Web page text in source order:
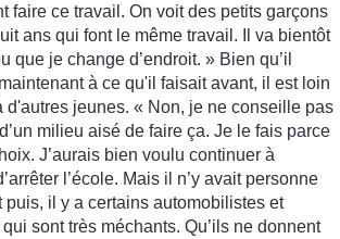
faire ce travail. On voit des petits garçons
ans qui font le même travail. Il va bientôt
que je change d’endroit. » Bien qu’il
à ce qu'il faisait avant, il est loin
d'autres jeunes. « Non, je ne conseille pas
milieu aisé de faire ça. Je le fais parce
J’aurais bien voulu continuer à
l’école. Mais il n’y avait personne
puis, il y a certains automobilistes et
sont très méchants. Qu’ils ne donnent